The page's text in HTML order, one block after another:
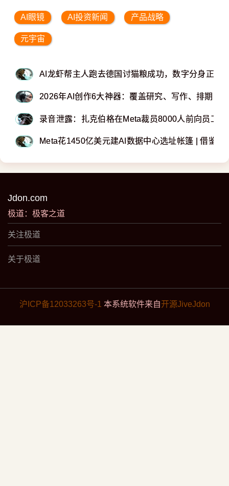
AI眼镜 AI投资新闻 产品战略
元宇宙
AI龙虾帮主人跑去德国讨猫粮成功，数字分身正在
2026年AI创作6大神器：覆盖研究、写作、排期、
录音泄露：扎克伯格在Meta裁员8000人前向员工发
Meta花1450亿美元建AI数据中心选址帐篷 | 借鉴特
Jdon.com
极道：极客之道
关注极道
关于极道
沪ICP备12033263号-1 本系统软件来自开源JiveJdon